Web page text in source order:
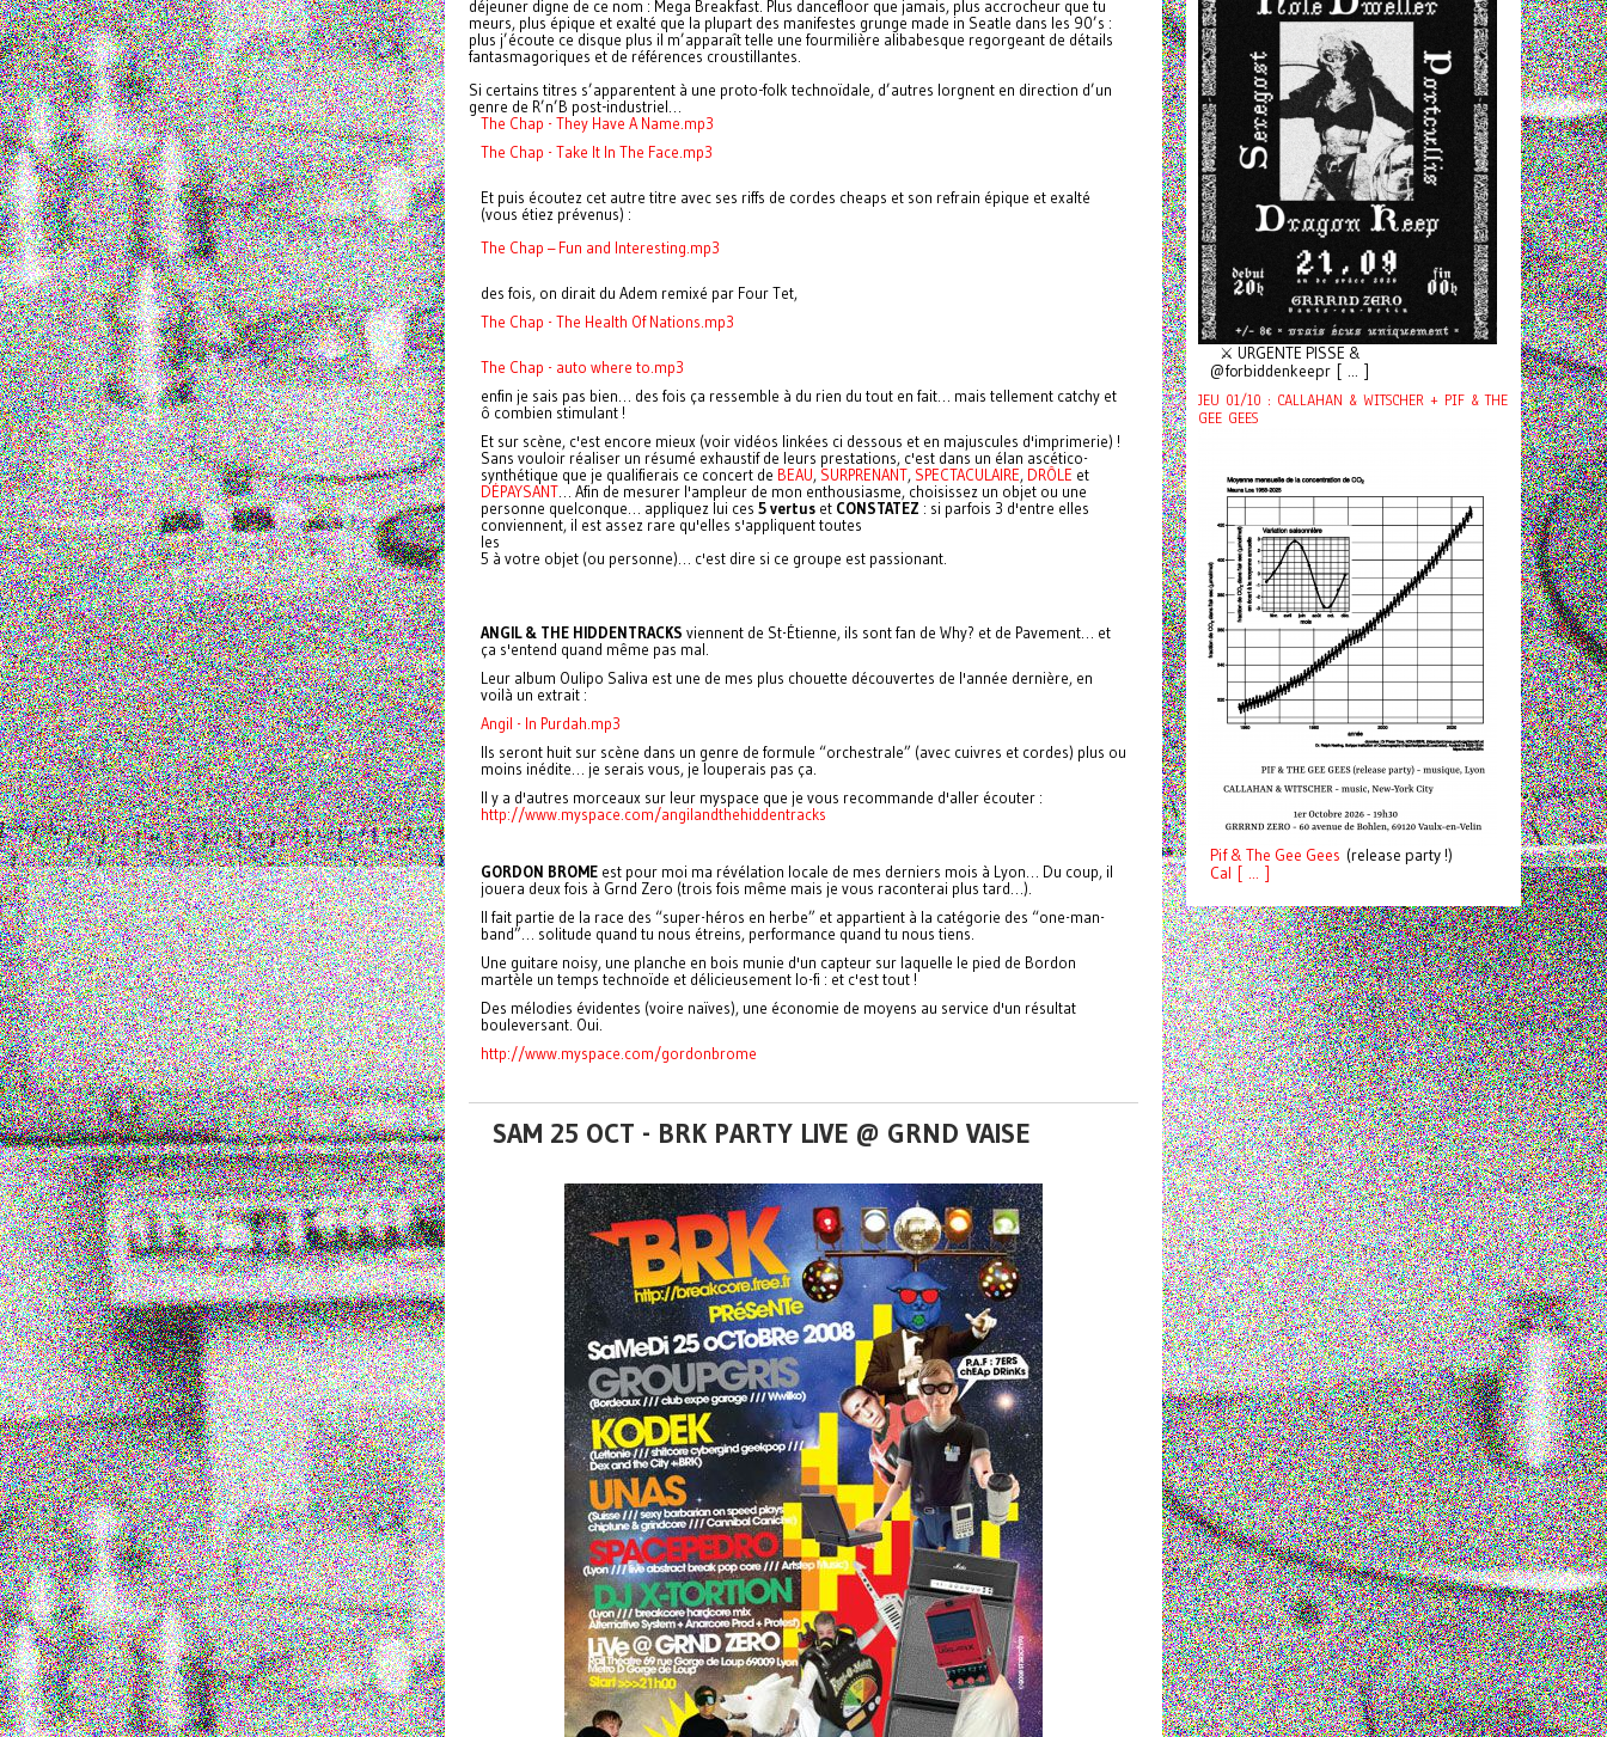
déjeuner digne de ce nom : Mega Breakfast. Plus dancefloor que jamais, plus accrocheur que tu
meurs, plus épique et exalté que la plupart des manifestes grunge made in Seatle dans les 90’s :
plus j’écoute ce disque plus il m’apparaît telle une fourmilière alibabesque regorgeant de détails
fantasmagoriques et de références croustillantes.
Si certains titres s’apparentent à une proto-folk technoïdale, d’autres lorgnent en direction d’un
genre de R’n’B post-industriel…
The Chap - They Have A Name.mp3
The Chap - Take It In The Face.mp3
Et puis écoutez cet autre titre avec ses riffs de cordes cheaps et son refrain épique et exalté
(vous étiez prévenus) :
The Chap – Fun and Interesting.mp3
des fois, on dirait du Adem remixé par Four Tet,
The Chap - The Health Of Nations.mp3
The Chap - auto where to.mp3
enfin je sais pas bien… des fois ça ressemble à du rien du tout en fait… mais tellement catchy et
ô combien stimulant !
Et sur scène, c'est encore mieux (voir vidéos linkées ci dessous et en majuscules d'imprimerie) !
Sans vouloir réaliser un résumé exhaustif de leurs prestations, c'est dans un élan ascético-
synthétique que je qualifierais ce concert de BEAU, SURPRENANT, SPECTACULAIRE, DRÔLE et
DÉPAYSANT … Afin de mesurer l'ampleur de mon enthousiasme, choisissez un objet ou une
personne quelconque… appliquez lui ces 5 vertus et CONSTATEZ : si parfois 3 d'entre elles
conviennent, il est assez rare qu'elles s'appliquent toutes
les
5 à votre objet (ou personne)… c'est dire si ce groupe est passionant.
ANGIL & THE HIDDENTRACKS viennent de St-Étienne, ils sont fan de Why? et de Pavement… et
ça s'entend quand même pas mal.
Leur album Oulipo Saliva est une de mes plus chouette découvertes de l'année dernière, en
voilà un extrait :
Angil - In Purdah.mp3
Ils seront huit sur scène dans un genre de formule “orchestrale” (avec cuivres et cordes) plus ou
moins inédite… je serais vous, je louperais pas ça.
Il y a d'autres morceaux sur leur myspace que je vous recommande d'aller écouter :
http://www.myspace.com/angilandthehiddentracks
GORDON BROME est pour moi ma révélation locale de mes derniers mois à Lyon… Du coup, il
jouera deux fois à Grnd Zero (trois fois même mais je vous raconterai plus tard…).
Il fait partie de la race des “super-héros en herbe” et appartient à la catégorie des “one-man-
band”… solitude quand tu nous étreins, performance quand tu nous tiens.
Une guitare noisy, une planche en bois munie d'un capteur sur laquelle le pied de Bordon
martèle un temps technoïde et délicieusement lo-fi : et c'est tout !
Des mélodies évidentes (voire naïves), une économie de moyens au service d'un résultat
bouleversant. Oui.
http://www.myspace.com/gordonbrome
SAM 25 OCT - BRK PARTY LIVE @ GRND VAISE
⚔️ URGENTE PISSE &
@forbiddenkeepr [ ... ]
JEU 01/10 : CALLAHAN & WITSCHER + PIF & THE
GEE GEES
Pif& The Gee Gees (release party !)
Cal [ ... ]